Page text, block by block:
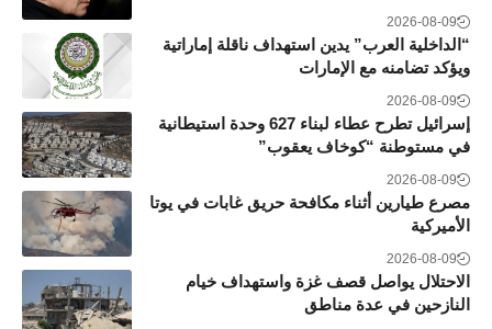
2026-08-09
“الداخلية العرب” يدين استهداف ناقلة إماراتية
ويؤكد تضامنه مع الإمارات
2026-08-09
إسرائيل تطرح عطاء لبناء 627 وحدة استيطانية
في مستوطنة “كوخاف يعقوب”
2026-08-09
مصرع طيارين أثناء مكافحة حريق غابات في يوتا
الأميركية
2026-08-09
الاحتلال يواصل قصف غزة واستهداف خيام
النازحين في عدة مناطق